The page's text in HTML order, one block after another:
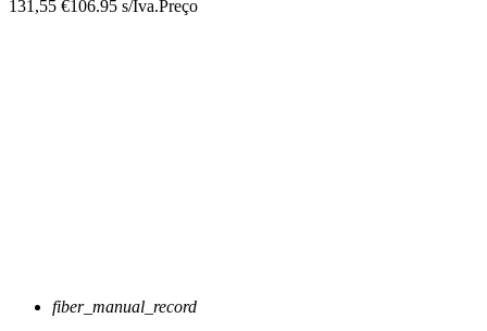
131,55 €106.95 s/Iva.Preço
fiber_manual_record